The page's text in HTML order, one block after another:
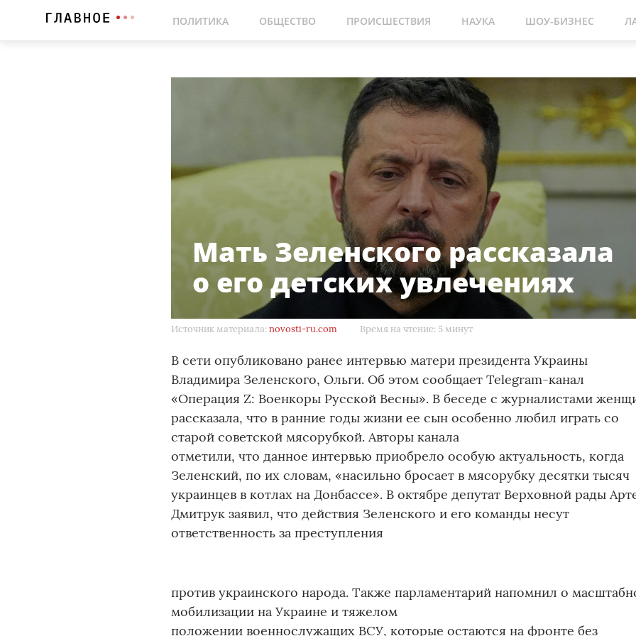
ПОЛИТИКА ОБЩЕСТВО ПРОИСШЕСТВИЯ НАУКА ШОУ-БИЗНЕС
Мать Зеленского рассказала
о его детских увлечениях
Источник материала:novosti-ru.com Время на чтение: 5 минут
В сети опубликовано ранее интервью матери президента Украины
Владимира Зеленского, Ольги. Об этом сообщает Telegram-канал
«Операция Z: Военкоры Русской Весны». В беседе с журналистами
рассказала, что в ранние годы жизни ее сын особенно любил играть со
старой советской мясорубкой. Авторы канала
отметили, что данное интервью приобрело особую актуальность, когда
Зеленский, по их словам, «насильно бросает в мясорубку десятки тысяч
украинцев в котлах на Донбассе». В октябре депутат Верховной рады
Дмитрук заявил, что действия Зеленского и его команды несут
ответственность за преступления
против украинского народа. Также парламентарий напомнил о
мобилизации на Украине и тяжелом
положении военнослужащих ВСУ, которые остаются на фронте без